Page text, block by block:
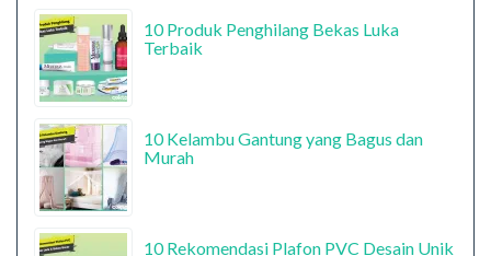
10 Produk Penghilang Bekas Luka
Terbaik
10 Kelambu Gantung yang Bagus dan
Murah
10 Rekomendasi Plafon PVC Desain Unik